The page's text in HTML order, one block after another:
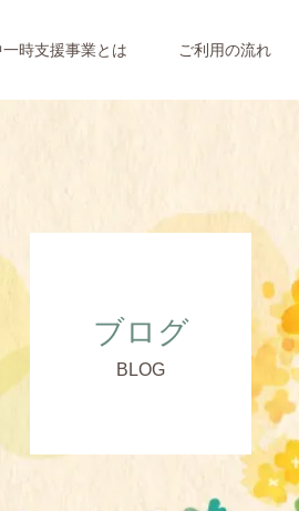
一時支援事業とは ご利用の流れ
ブログ
BLOG